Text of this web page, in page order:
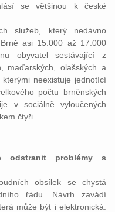
se většinou k české
služeb, který nedávno
asi 15.000 až 17.000
obyvatel sestávající z
maďarských, olašských a
neexistuje jednotící
počtu brněnských
v sociálně vyloučených
čtyři.
odstranit problémy s
obsílek se chystá
řádu. Návrh zavádí
může být i elektronická.